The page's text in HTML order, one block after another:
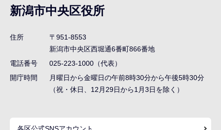
ナ
ビ
ゲ
シ
ョ
新潟市中央区役所
住所
〒951-8553
新潟市中央区西堀通6番町866番地
電話番号
025-223-1000（代表）
開庁時間
月曜日から金曜日の午前8時30分から午後5時30分
（祝・休日、12月29日から1月3日を除く）